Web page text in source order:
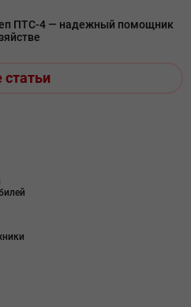
ПТС-4 — надежный помощник
статьи